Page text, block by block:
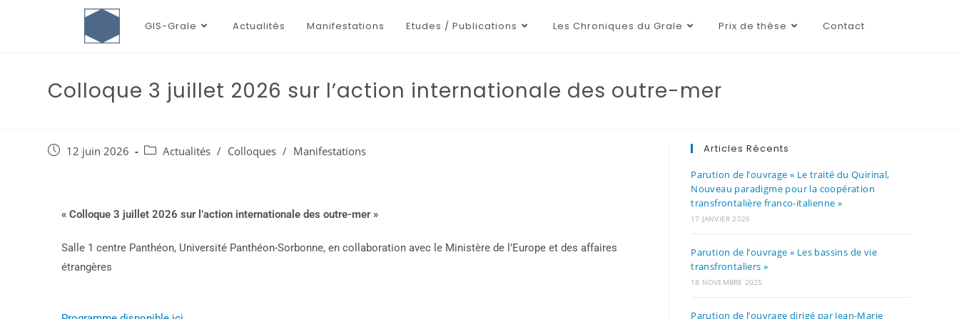
GIS-Grale Actualités Manifestations Etudes / Publications Les Chroniques du Grale Prix de thèse Contact
Colloque 3 juillet 2026 sur l’action internationale des outre-mer
12 juin 2026 Actualités / Colloques / Manifestations
« Colloque 3 juillet 2026 sur l’action internationale des outre-mer »
Salle 1 centre Panthéon, Université Panthéon-Sorbonne, en collaboration avec le Ministère de l’Europe et des affaires
étrangères
Articles Récents
Parution de l’ouvrage « Le traité du Quirinal,
Nouveau paradigme pour la coopération
transfrontalière franco-italienne »
17 JANVIER 2026
Parution de l’ouvrage « Les bassins de vie
transfrontaliers »
18 NOVEMBRE 2025
Parution de l’ouvrage dirigé par Jean-Marie